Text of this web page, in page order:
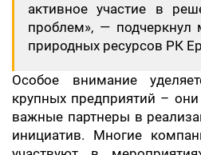
активное участие в
проблем», — подчеркнул
природных ресурсов РК
Особое внимание
крупных предприятий –
важные партнеры в
инициатив. Многие